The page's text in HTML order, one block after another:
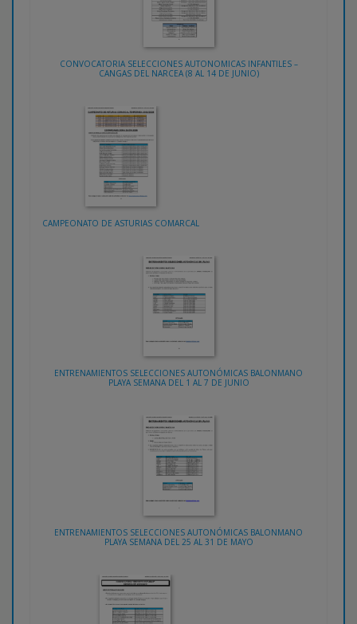
CONVOCATORIA SELECCIONES AUTONOMICAS INFANTILES –
CANGAS DEL NARCEA (8 AL 14 DE JUNIO)
CAMPEONATO DE ASTURIAS COMARCAL
ENTRENAMIENTOS SELECCIONES AUTONÓMICAS BALONMANO
PLAYA SEMANA DEL 1 AL 7 DE JUNIO
ENTRENAMIENTOS SELECCIONES AUTONÓMICAS BALONMANO
PLAYA SEMANA DEL 25 AL 31 DE MAYO